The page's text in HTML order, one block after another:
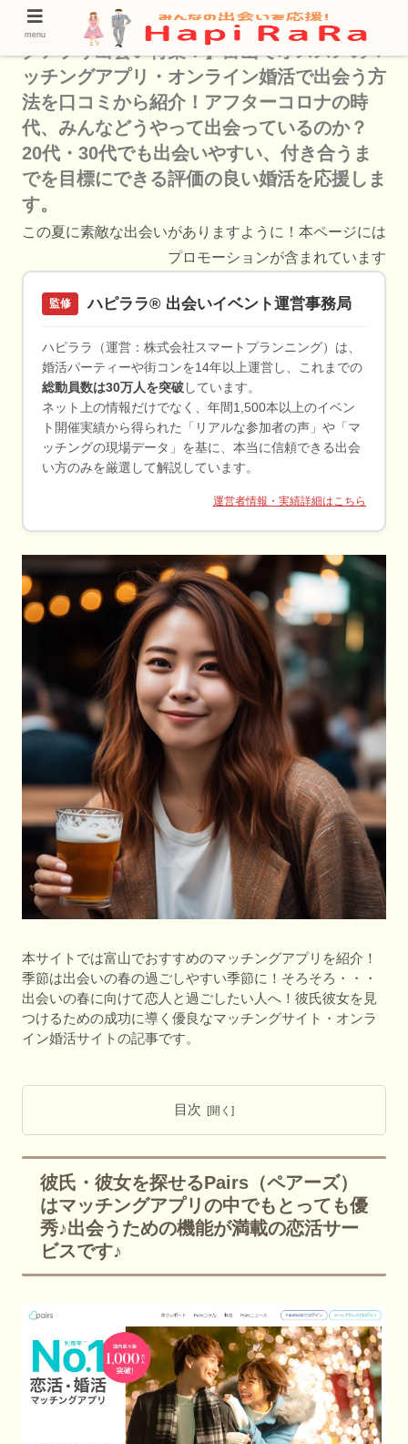
【出会いの春は自宅でアプリ恋活！マッチン
グアプリ出会い特集！】富山でオススメのマ
ッチングアプリ・オンライン婚活で出会う方
法を口コミから紹介！アフターコロナの時
代、みんなどうやって出会っているのか？
20代・30代でも出会いやすい、付き合うま
でを目標にできる評価の良い婚活を応援しま
す。
この夏に素敵な出会いがありますように！本ページには
プロモーションが含まれています
監修 ハピララ® 出会いイベント運営事務局
ハピララ（運営：株式会社スマートプランニング）は、
婚活パーティーや街コンを14年以上運営し、これまでの
総動員数は30万人を突破 しています。
ネット上の情報だけでなく、年間1,500本以上のイベン
ト開催実績から得られた「リアルな参加者の声」や「マ
ッチングの現場データ」を基に、本当に信頼できる出会
い方のみを厳選して解説しています。
運営者情報・実績詳細はこちら
本サイトでは富山でおすすめのマッチングアプリを紹介！
季節は出会いの春の過ごしやすい季節に！そろそろ・・・
出会いの春に向けて恋人と過ごしたい人へ！彼氏彼女を見
つけるための成功に導く優良なマッチングサイト・オンラ
イン婚活サイトの記事です。
目次
彼氏・彼女を探せるPairs（ペアーズ）
はマッチングアプリの中でもとっても優
秀♪出会うための機能が満載の恋活サー
ビスです♪
menu